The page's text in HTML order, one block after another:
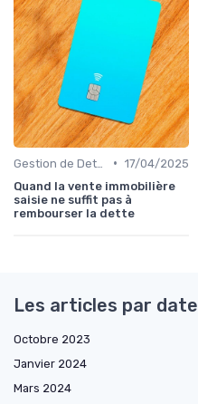
• 17/04/2025
Quand la vente immobilière
saisie ne suffit pas à
rembourser la dette
Les articles par date
Octobre 2023
Janvier 2024
Mars 2024